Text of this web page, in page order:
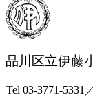
品川区立伊藤
Tel 03-3771-5331